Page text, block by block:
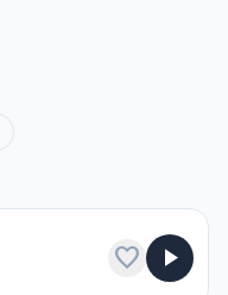
favorite play_arrow